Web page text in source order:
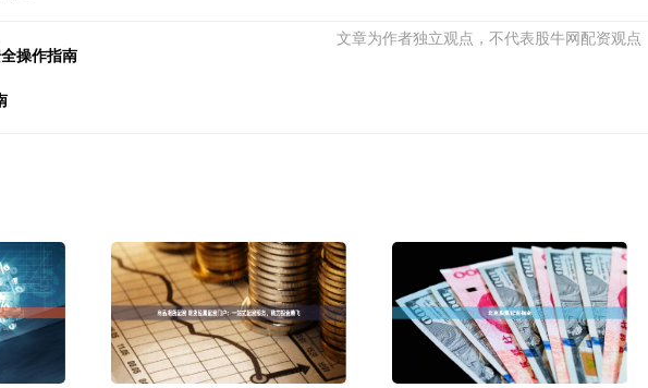
文章为作者独立观点，不代表股牛网配资观点
操作指南